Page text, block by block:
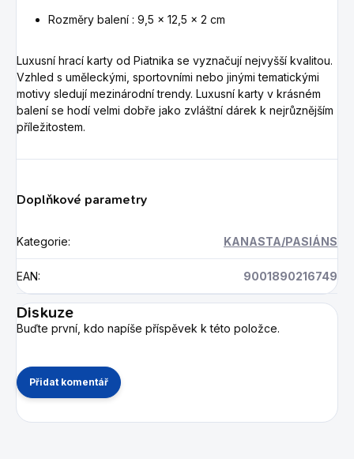
Rozměry balení : 9,5 x 12,5 x 2 cm
Luxusní hrací karty od Piatnika se vyznačují nejvyšší kvalitou.
Vzhled s uměleckými, sportovními nebo jinými tematickými
motivy sledují mezinárodní trendy. Luxusní karty v krásném
balení se hodí velmi dobře jako zvláštní dárek k nejrůznějším
příležitostem.
Doplňkové parametry
Kategorie: KANASTA/PASIÁNS
EAN: 9001890216749
Diskuze
Buďte první, kdo napíše příspěvek k této položce.
Přidat komentář